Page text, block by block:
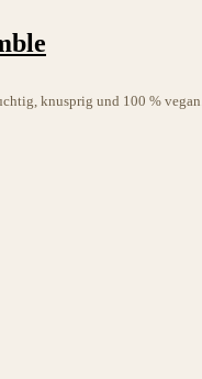
knusprig und 100 %